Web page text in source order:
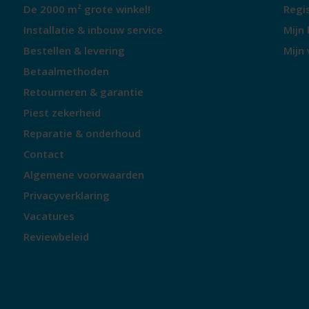
Frame materiaal
Aluminium
Draagkracht
120 kg
Kliksysteemdrager voor
Nee
Voordragers
Nee
De 2000 m² grote winkel!
Installatie & inbouw service
Bestellen & levering
Betaalmethoden
Retourneren & garantie
Piest zekerheid
Reparatie & onderhoud
Contact
Algemene voorwaarden
Privacyverklaring
Vacatures
Reviewbeleid
Mijn
Mijn